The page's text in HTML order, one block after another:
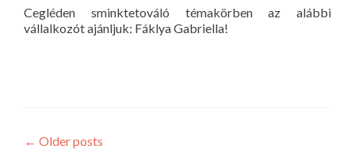
Cegléden sminktetováló témakörben az alábbi
vállalkozót ajánljuk: Fáklya Gabriella!
← Older posts